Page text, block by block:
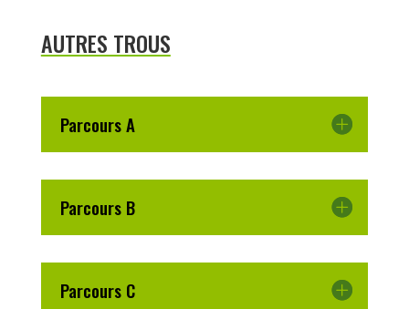
AUTRES TROUS
Parcours A
Parcours B
Parcours C